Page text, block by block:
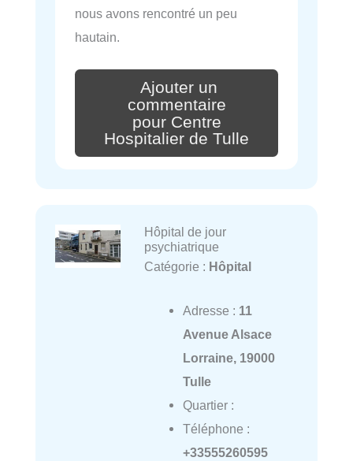
nous avons rencontré un peu
hautain.
Ajouter un
commentaire
pour Centre
Hospitalier de Tulle
Hôpital de jour
psychiatrique
Catégorie : Hôpital
Adresse : 11
Avenue Alsace
Lorraine, 19000
Tulle
Quartier :
Téléphone :
+33555260595